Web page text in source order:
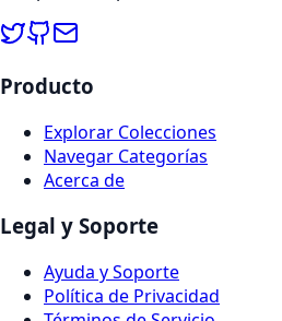
Producto
Explorar Colecciones
Navegar Categorías
Acerca de
Legal y Soporte
Ayuda y Soporte
Política de Privacidad